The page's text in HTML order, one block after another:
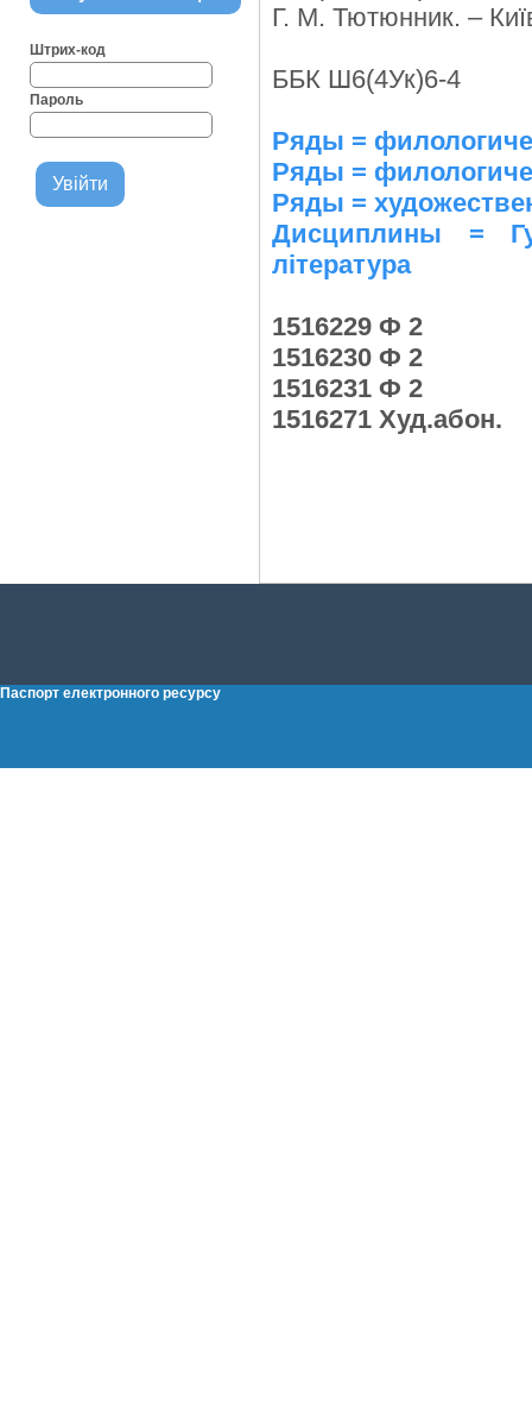
Штрих-код
Пароль
Г. М. Тютюнник. –
ББК Ш6(4Ук)6-4
Ряды =
Ряды =
Ряды =
Дисциплины =
література
1516229 Ф 2
1516230 Ф 2
1516231 Ф 2
1516271 Худ.абон.
Паспорт електронного ресурсу